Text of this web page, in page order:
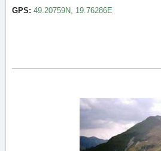
GPS: 49.20759N, 19.76286E